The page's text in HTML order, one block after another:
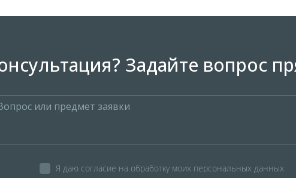
Задайте вопрос
Я даю согласие на обработку моих персональных данных